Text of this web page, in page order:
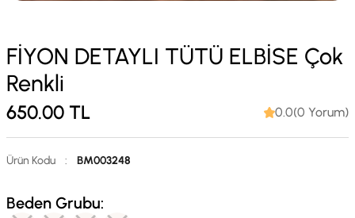
FİYON DETAYLI TÜTÜ ELBİSE Çok
Renkli
650.00 TL 0.0(0 Yorum)
Ürün Kodu : BM003248
Beden Grubu: